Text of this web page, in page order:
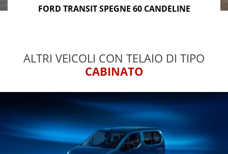
FORD TRANSIT SPEGNE 60 CANDELINE
ALTRI VEICOLI CON TELAIO DI TIPO
CABINATO